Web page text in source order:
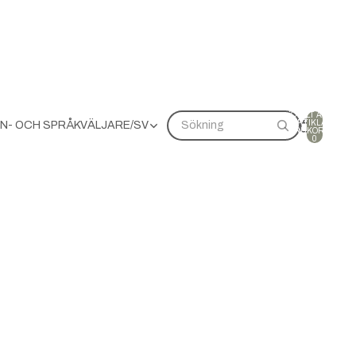
OCH SPRÅKVÄLJARE/SV Sökning
TOTALT ANTAL
ARTIKLAR I
VARUKORGEN:
0